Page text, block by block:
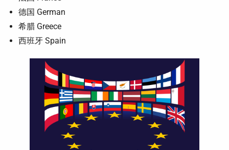
德国 German
希腊 Greece
西班牙 Spain